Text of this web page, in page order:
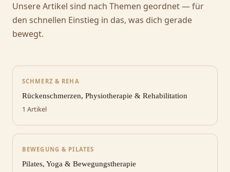
Unsere Artikel sind nach Themen geordnet — für
den schnellen Einstieg in das, was dich gerade
bewegt.
SCHMERZ & REHA
Rückenschmerzen, Physiotherapie & Rehabilitation
1 Artikel
BEWEGUNG & PILATES
Pilates, Yoga & Bewegungstherapie